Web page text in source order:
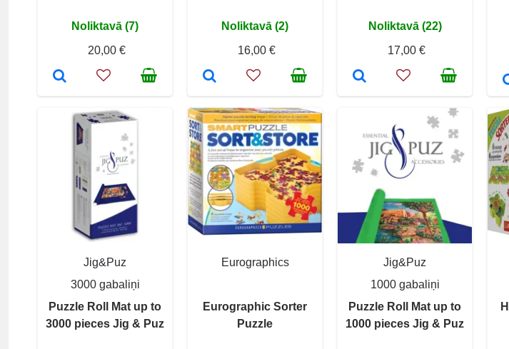
Noliktavā (7)
20,00 €
Noliktavā (2)
16,00 €
Noliktavā (22)
17,00 €
Jig&Puz
3000 gabaliņi
Puzzle Roll Mat up to
3000 pieces Jig & Puz
Eurographics
Eurographic Sorter
Puzzle
Jig&Puz
1000 gabaliņi
Puzzle Roll Mat up to
1000 pieces Jig & Puz